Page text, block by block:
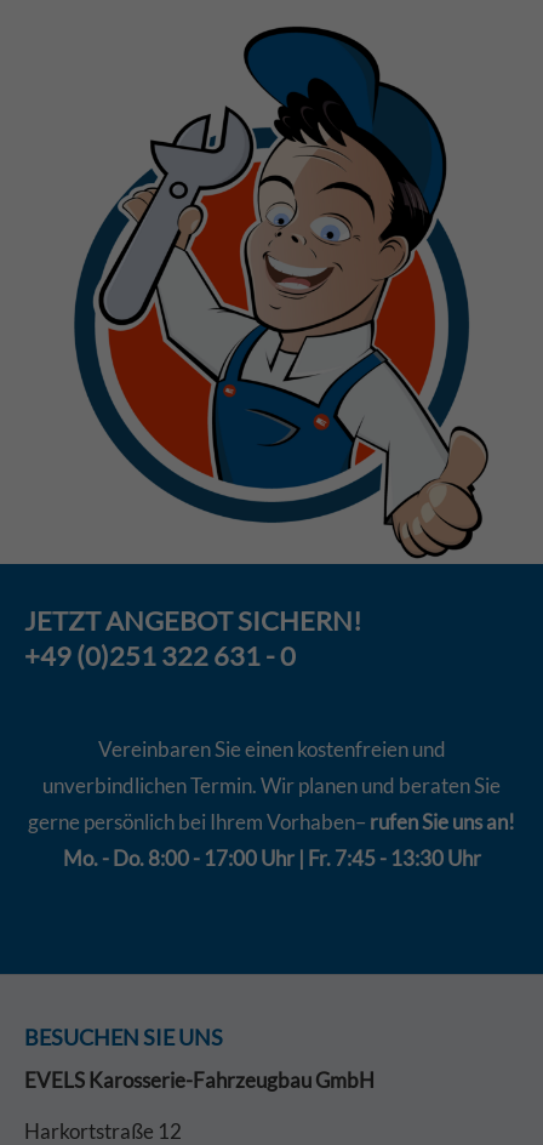
JETZTANGEBOTSICHERN!
+49 (0)251 322 631 - 0
Vereinbaren Sie einen kostenfreien und
unverbindlichen Termin. Wir planen und beraten Sie
gerne persönlich bei Ihrem Vorhaben– rufen Sie uns an!
Mo. - Do. 8:00 - 17:00 Uhr | Fr. 7:45 - 13:30 Uhr
BESUCHEN SIE UNS
EVELS Karosserie-Fahrzeugbau GmbH
Harkortstraße 12